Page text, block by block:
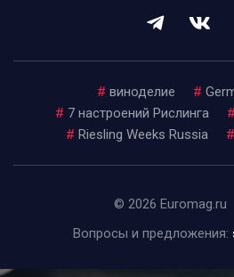
# виноделие #
# 7 настроений Рислинга #
# Riesling Weeks Russia #
© 2026 Euromag.ru
Вопросы и предложения: